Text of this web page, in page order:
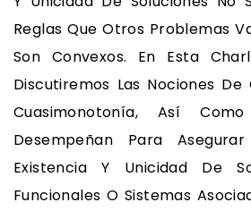
Reglas Que Otros Problemas
Son Convexos. En Esta
Discutiremos Las Nociones De
Cuasimonotonía, Así
Desempeñan Para
Existencia Y Unicidad De
Funcionales O Sistemas